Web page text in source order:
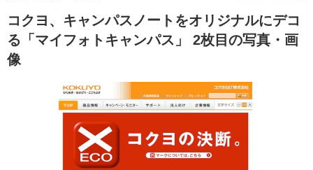
コクヨ、キャンパスノートをオリジナルにデコ
る「マイフォトキャンパス」 2枚目の写真・画
像